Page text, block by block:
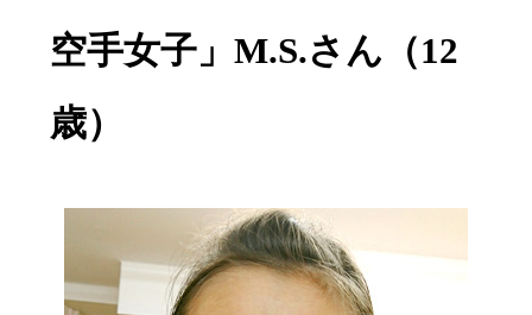
空手女子」M.S.さん（12
歳）